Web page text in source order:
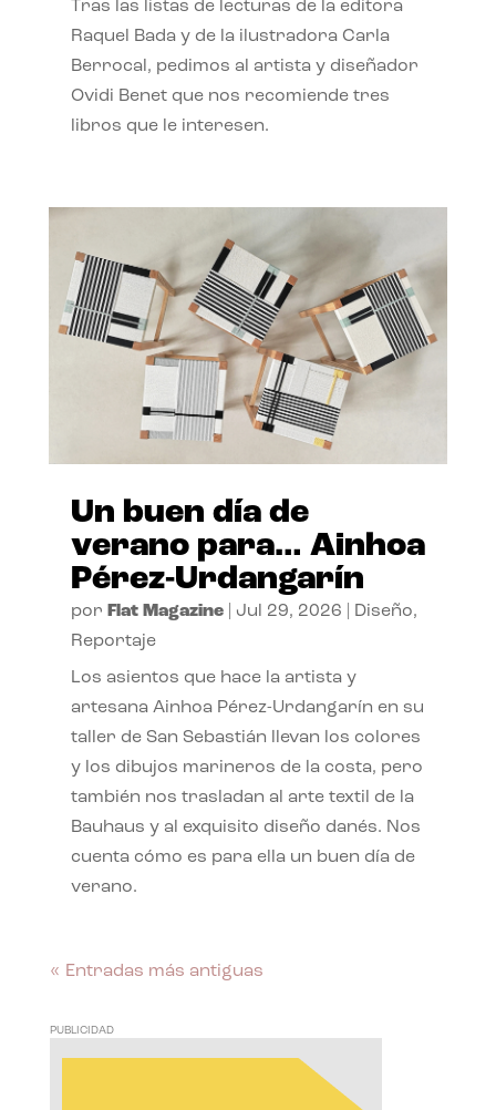
Tras las listas de lecturas de la editora
Raquel Bada y de la ilustradora Carla
Berrocal, pedimos al artista y diseñador
Ovidi Benet que nos recomiende tres
libros que le interesen.
Un buen día de
verano para… Ainhoa
Pérez-Urdangarín
por Flat Magazine| Jul 29, 2026 Diseño,
Reportaje
Los asientos que hace la artista y
artesana Ainhoa Pérez-Urdangarín en su
taller de San Sebastián llevan los colores
y los dibujos marineros de la costa, pero
también nos trasladan al arte textil de la
Bauhaus y al exquisito diseño danés. Nos
cuenta cómo es para ella un buen día de
verano.
« Entradas más antiguas
PUBLICIDAD